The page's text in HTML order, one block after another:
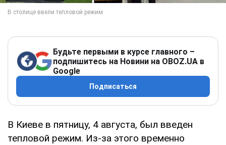
Будьте первыми в курсе главного –
подпишитесь на Новини на OBOZ.UA в
Google
Подписаться
В Киеве в пятницу, 4 августа, был введен
тепловой режим. Из-за этого временно